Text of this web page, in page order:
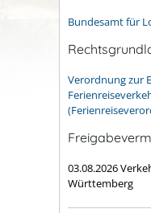
Bundesamt für
Verordnung zur
03.08.2026
Württemberg